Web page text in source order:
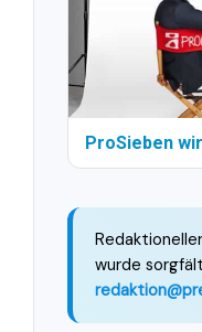
ProSieben
wurde